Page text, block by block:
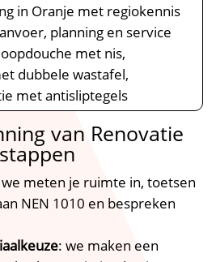
in Oranje met regiokennis
planning en service
met nis,
dubbele wastafel,
met antisliptegels
van Renovatie
we meten je ruimte in, toetsen
NEN 1010 en bespreken
: we maken een